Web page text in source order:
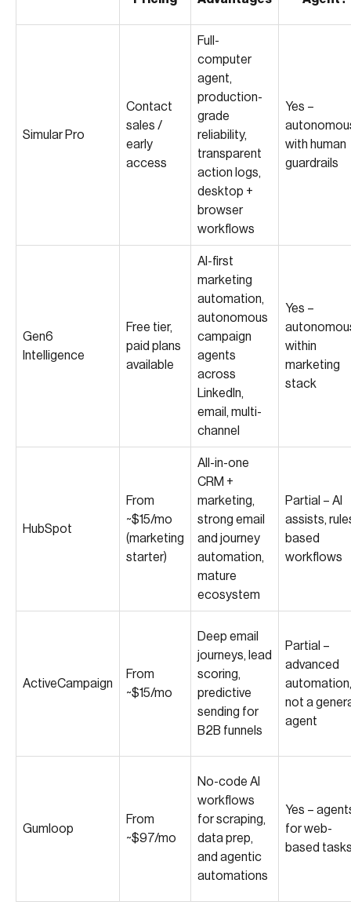
Simular Pro
Contact
sales /
early
access
Full-
computer
agent,
production-
grade
reliability,
transparent
action logs,
desktop +
browser
workflows
Yes –
with human
guardrails
Gen6
Intelligence
Free tier,
paid plans
available
AI-first
marketing
automation,
autonomous
campaign
agents
across
LinkedIn,
email, multi-
channel
Yes –
within
marketing
stack
HubSpot
From
~$15/mo
(marketing
starter)
All-in-one
CRM +
marketing,
strong email
and journey
automation,
mature
ecosystem
Partial – AI
assists,
based
workflows
ActiveCampaign
From
~$15/mo
Deep email
journeys, lead
scoring,
predictive
sending for
B2B funnels
Partial –
advanced
automation,
not a
agent
Gumloop
From
~$97/mo
No-code AI
workflows
for scraping,
data prep,
and agentic
automations
Yes –
for web-
based